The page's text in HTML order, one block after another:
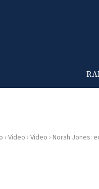
› Video › Video › Norah Jones: